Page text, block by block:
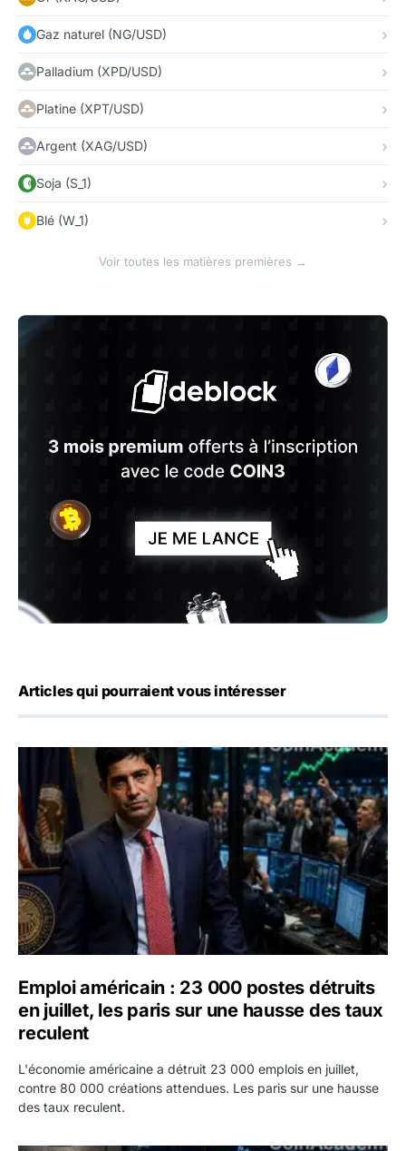
Gaz naturel (NG/USD)
Palladium (XPD/USD)
Platine (XPT/USD)
Argent (XAG/USD)
Soja (S_1)
Blé (W_1)
Voir toutes les matières premières →
Articles qui pourraient vous intéresser
Emploi américain : 23 000 postes détruits en juillet, les
Emploi américain : 23 000 postes détruits
en juillet, les paris sur une hausse des taux
reculent
L'économie américaine a détruit 23 000 emplois en juillet,
contre 80 000 créations attendues. Les paris sur une hausse
des taux reculent.